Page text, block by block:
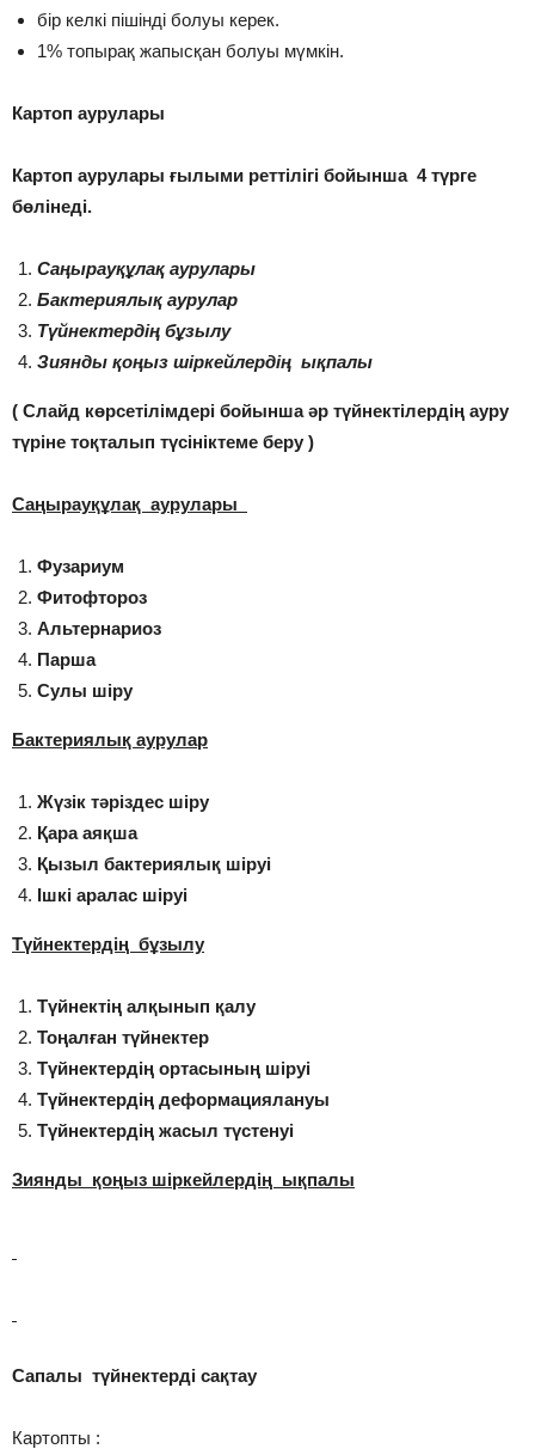
бір келкі пішінді болуы керек.
1% топырақ жапысқан болуы мүмкін.
Картоп аурулары
Картоп аурулары ғылыми реттілігі бойынша 4 түрге
бөлінеді.
Саңырауқұлақ аурулары
Бактериялық аурулар
Түйнектердің бұзылу
Зиянды қоңыз шіркейлердің ықпалы
( Слайд көрсетілімдері бойынша әр түйнектілердің ауру
түріне тоқталып түсініктеме беру )
Саңырауқұлақ аурулары
Фузариум
Фитофтороз
Альтернариоз
Парша
Сулы шіру
Бактериялық аурулар
Жүзік тәріздес шіру
Қара аяқша
Қызыл бактериялық шіруі
Ішкі аралас шіруі
Түйнектердің бұзылу
Түйнектің алқынып қалу
Тоңалған түйнектер
Түйнектердің ортасының шіруі
Түйнектердің деформациялануы
Түйнектердің жасыл түстенуі
Зиянды қоңыз шіркейлердің ықпалы
Сапалы түйнектерді сақтау
Картопты :